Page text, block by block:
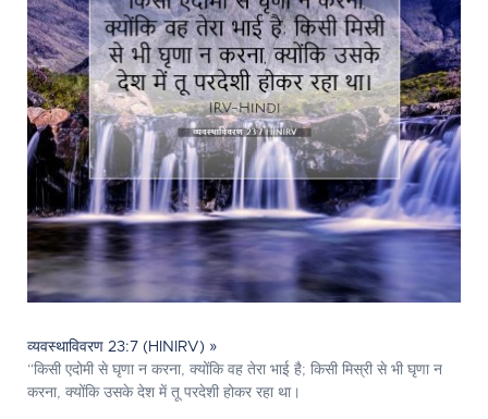
व्यवस्थाविवरण 23:7 (HINIRV) »
“किसी एदोमी से घृणा न करना, क्योंकि वह तेरा भाई है; किसी मिस्री से भी घृणा न
करना, क्योंकि उसके देश में तू परदेशी होकर रहा था।